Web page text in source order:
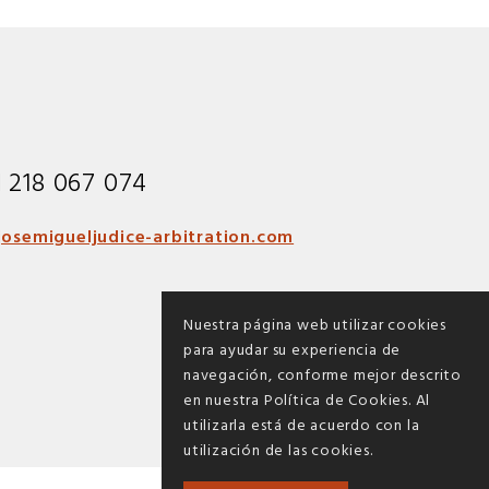
218 067 074
arbitration.com
Nuestra página web utilizar cookies
para ayudar su experiencia de
navegación, conforme mejor descrito
en nuestra Política de Cookies. Al
utilizarla está de acuerdo con la
utilización de las cookies.